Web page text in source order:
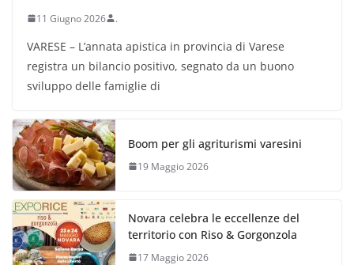
11 Giugno 2026 .
VARESE – L’annata apistica in provincia di Varese
registra un bilancio positivo, segnato da un buono
sviluppo delle famiglie di
Boom per gli agriturismi varesini
19 Maggio 2026
Novara celebra le eccellenze del
territorio con Riso & Gorgonzola
17 Maggio 2026